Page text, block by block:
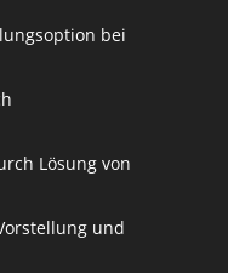
bei
Lösung von
und